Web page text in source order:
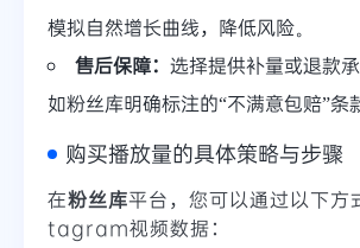
模拟自然增长曲线，降低风险。
售后保障： 选择提供补量或退款承
如粉丝库明确标注的“不满意包赔”条
购买播放量的具体策略与步骤
在粉丝库平台，您可以通过以下方
tagram视频数据：